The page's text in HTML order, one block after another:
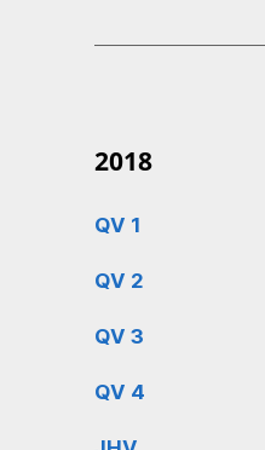
2018
QV 1
QV 2
QV 3
QV 4